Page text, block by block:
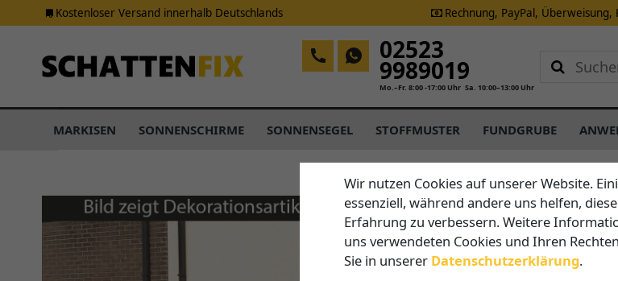
Kostenloser Versand innerhalb Deutschlands Rechnung, PayPal,
02523
9989019
Mo.–Fr. 8:00 -17:00 Uhr Sa. 10:00–13:00 Uhr
MARKISEN SONNENSCHIRME SONNENSEGEL STOFFMUSTER FUNDGRUBE
Wir nutzen Cookies auf unserer Website.
essenziell, während andere uns helfen,
Erfahrung zu verbessern. Weitere
uns verwendeten Cookies und Ihren
Sie in unserer Daten­schutz­erklärung.